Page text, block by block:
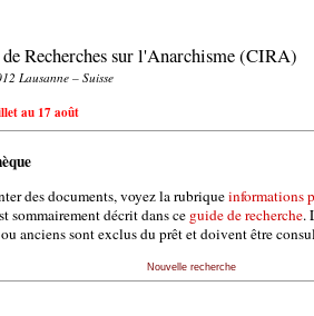
Recherches sur l'Anarchisme (CIRA)
Lausanne – Suisse
au 17 août
des documents, voyez la rubriqueinformations
sommairement décrit dans ce guide de recherche.
anciens sont exclus du prêt et doivent être
Nouvelle recherche